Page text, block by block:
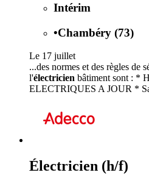
Intérim
•Chambéry (73)
Le 17 juillet
...des normes et des règles de
l'électricien bâtiment sont : *
ELECTRIQUES A JOUR *
Électricien (h/f)